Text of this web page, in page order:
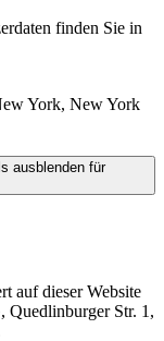
finden Sie in
York, New York
ausblendenfür
auf dieser Website
Quedlinburger Str. 1,